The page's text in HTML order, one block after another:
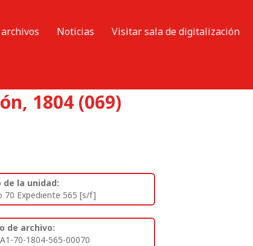
Noticias
Visitar sala de digitalización
1804 (069)
de la unidad:
70 Expediente 565 [s/f]
de archivo:
70-1804-565-00070